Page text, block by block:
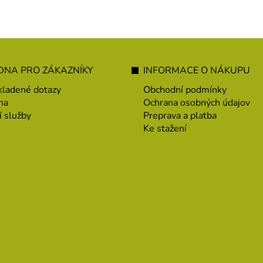
PRO ZÁKAZNÍKY
dotazy
služby
INFORMACE O NÁKUPU
Obchodní podmínky
Ochrana osobných údajov
Preprava a platba
Ke stažení